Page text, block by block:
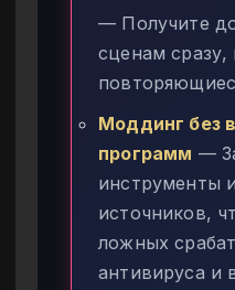
— Получите
сценам сразу,
Моддинг без
программ —
инструменты
источников,
ложных
антивируса и